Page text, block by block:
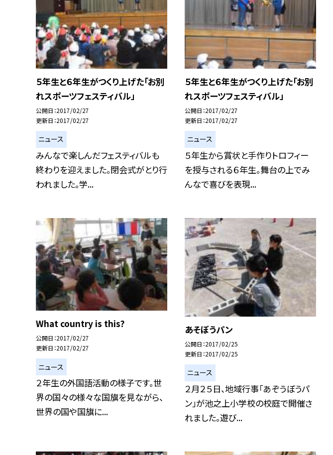
５年生と６年生がつくり上げた「お別
れスポーツフェスティバル」
公開日 2017/02/27
更新日 2017/02/27
ニュース
みんなで楽しんだフェスティバルも
終わりを迎えました。閉会式がとり行
われました。学...
５年生と６年生がつくり上げた「お別
れスポーツフェスティバル」
公開日 2017/02/27
更新日 2017/02/27
ニュース
５年生から賞状と手作りトロフィー
を授与される６年生。舞台の上でみ
んなで喜びを表現...
What country is this?
公開日 2017/02/27
更新日 2017/02/27
ニュース
２年生の外国語活動の様子です。世
界の国々の様々な国旗を見ながら、
世界の国や国旗に...
あそぼうパン
公開日 2017/02/25
更新日 2017/02/25
ニュース
２月２５日、地域行事「あぞうぼうパ
ン」が池之上小学校の校庭で開催さ
れました。遊び...